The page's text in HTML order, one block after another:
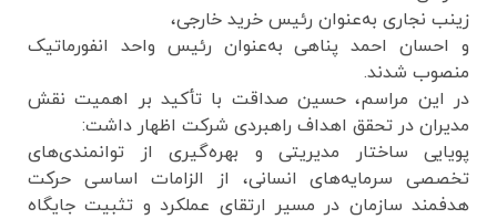
زینب نجاری به‌عنوان رئیس خرید خارجی،
و احسان احمد پناهی به‌عنوان رئیس واحد انفورماتیک
منصوب شدند.
در این مراسم، حسین صداقت با تأکید بر اهمیت نقش
مدیران در تحقق اهداف راهبردی شرکت اظهار داشت:
پویایی ساختار مدیریتی و بهره‌گیری از توانمندی‌های
تخصصی سرمایه‌های انسانی، از الزامات اساسی حرکت
هدفمند سازمان در مسیر ارتقای عملکرد و تثبیت جایگاه